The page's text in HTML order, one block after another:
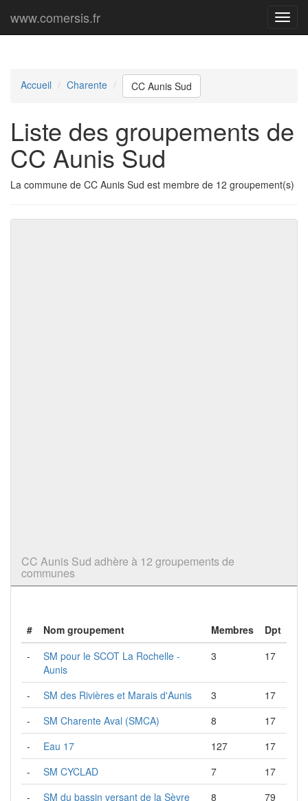
Menu
www.comersis.fr
Accueil Charente CC Aunis Sud
Liste des groupements de
CC Aunis Sud
La commune de CC Aunis Sud est membre de 12 groupement(s)
CC Aunis Sud adhère à 12 groupements de
communes
# Nom groupement Membres
Dpt
-
SM pour le SCOT La Rochelle -
Aunis
3 17
- SM des Rivières et Marais d'Aunis 3
17
-
SM Charente Aval (SMCA) 8
17
-
Eau 17 127
17
-
SM CYCLAD 7
17
-
SM du bassin versant de la Sèvre
8 79